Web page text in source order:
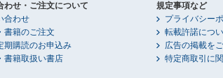
わせ・ご注文について
合わせ
書籍のご注文
期購読のお申込み
書籍取扱い書店
規定事項など
プライバシー
転載許諾につ
広告の掲載を
特定商取引に